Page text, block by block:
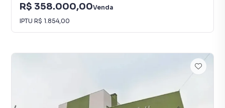
R$ 358.000,00Venda
IPTU R$ 1.854,00